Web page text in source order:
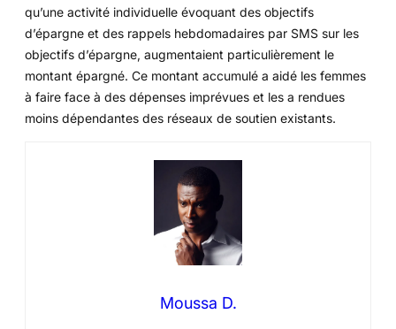
qu’une activité individuelle évoquant des objectifs
d’épargne et des rappels hebdomadaires par SMS sur les
objectifs d’épargne, augmentaient particulièrement le
montant épargné. Ce montant accumulé a aidé les femmes
à faire face à des dépenses imprévues et les a rendues
moins dépendantes des réseaux de soutien existants.
Moussa D.